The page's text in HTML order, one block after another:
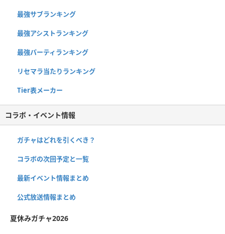
最強サブランキング
最強アシストランキング
最強パーティランキング
リセマラ当たりランキング
Tier表メーカー
コラボ・イベント情報
ガチャはどれを引くべき？
コラボの次回予定と一覧
最新イベント情報まとめ
公式放送情報まとめ
夏休みガチャ2026